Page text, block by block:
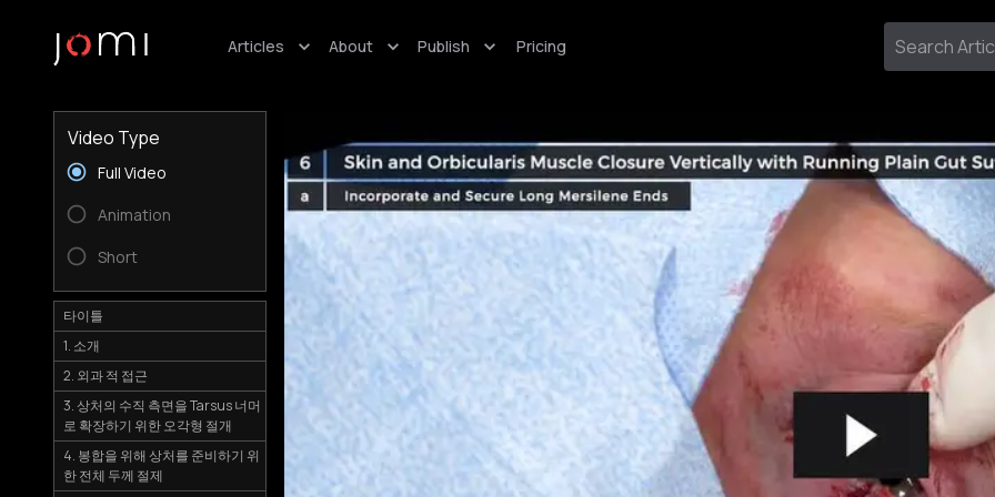
Articles About Publish Pricing
Video Type
Full Video
Animation
Short
타이틀
1. 소개
2. 외과 적 접근
3. 상처의 수직 측면을 Tarsus 너머
로 확장하기 위한 오각형 절개
4. 봉합을 위해 상처를 준비하기 위
한 전체 두께 절제